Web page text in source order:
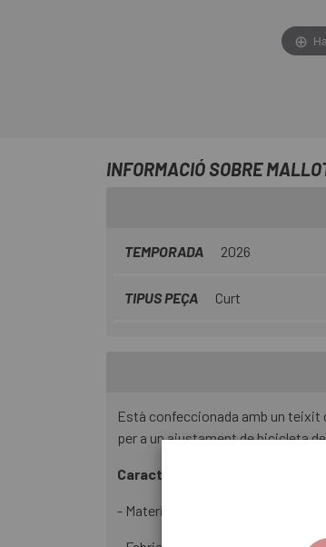
INFORMACIÓ SOBRE
TEMPORADA 2026
TIPUS PEÇA Curt
Està confeccionada amb un teixit
per a un ajustament de bicicleta
Característiques principals
- Materials que absorbeixen la